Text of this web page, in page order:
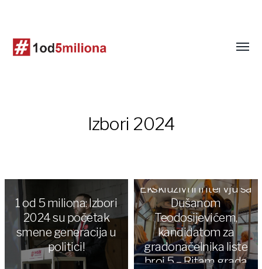
Izbori 2024
1 od 5 miliona: Izbori
2024 su početak
smene generacija u
politici!
Ekskluzivni intervju sa
Dušanom
Teodosijevićem,
kandidatom za
gradonačelnika liste
broj 5 – Ritam grada